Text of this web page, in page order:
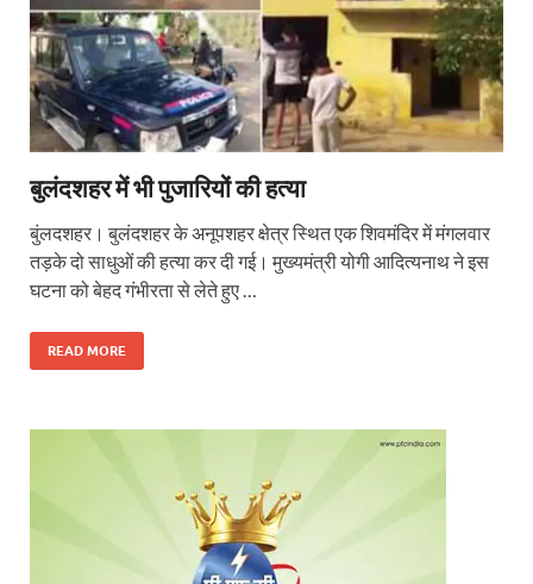
बुलंदशहर में भी पुजारियों की हत्या
बुंलदशहर। बुलंदशहर के अनूपशहर क्षेत्र स्थित एक शिवमंदिर में मंगलवार
तड़के दो साधुओं की हत्या कर दी गई। मुख्यमंत्री योगी आदित्यनाथ ने इस
घटना को बेहद गंभीरता से लेते हुए …
READ MORE